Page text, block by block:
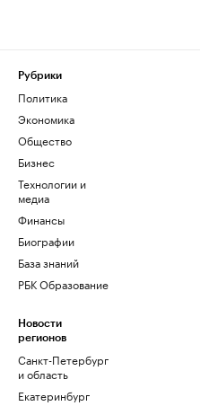
Рубрики
Политика
Экономика
Общество
Бизнес
Технологии и
медиа
Финансы
Биографии
База знаний
РБК Образование
Новости
регионов
Санкт-Петербург
и область
Екатеринбург